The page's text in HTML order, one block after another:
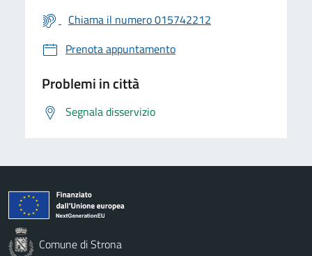
Chiama il numero 015742212
Prenota appuntamento
Problemi in città
Segnala disservizio
Comune di Strona